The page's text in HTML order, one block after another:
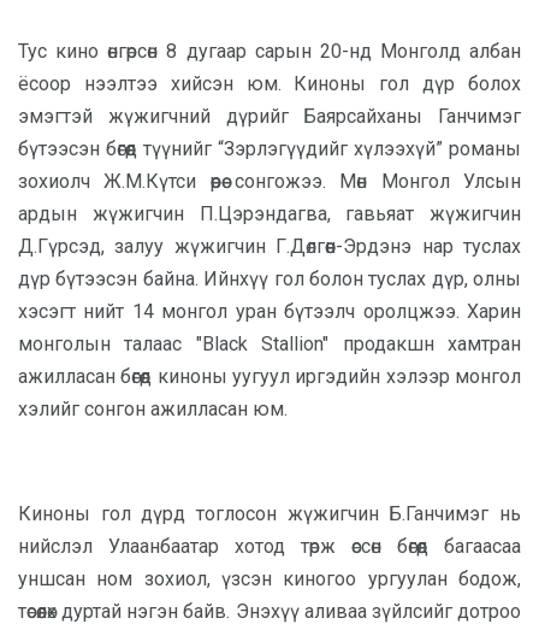
Тус кино өнгөрсөн 8 дугаар сарын 20-нд Монголд албан
ёсоор нээлтээ хийсэн юм. Киноны гол дүр болох
эмэгтэй жүжигчний дүрийг Баярсайханы Ганчимэг
бүтээсэн бөгөөд түүнийг “Зэрлэгүүдийг хүлээхүй” романы
зохиолч Ж.М.Күтси өөрөө сонгожээ. Мөн Монгол Улсын
ардын жүжигчин П.Цэрэндагва, гавьяат жүжигчин
Д.Гүрсэд, залуу жүжигчин Г.Дөлгөөн-Эрдэнэ нар туслах
дүр бүтээсэн байна. Ийнхүү гол болон туслах дүр, олны
хэсэгт нийт 14 монгол уран бүтээлч оролцжээ. Харин
монголын талаас "Black Stallion" продакшн хамтран
ажилласан бөгөөд киноны уугуул иргэдийн хэлээр монгол
хэлийг сонгон ажилласан юм.
Киноны гол дүрд тоглосон жүжигчин Б.Ганчимэг нь
нийслэл Улаанбаатар хотод төрж өссөн бөгөөд багаасаа
уншсан ном зохиол, үзсэн киногоо ургуулан бодож,
төсөөлөх дуртай нэгэн байв. Энэхүү аливаа зүйлсийг дотроо